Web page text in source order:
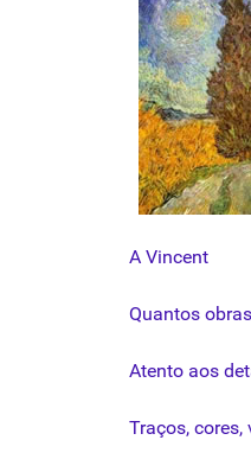
A Vincent
Quantos obras
Atento aos
Traços, cores,